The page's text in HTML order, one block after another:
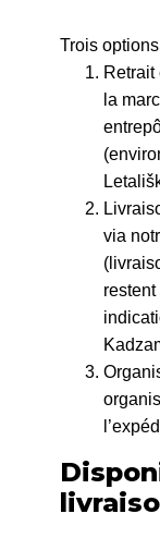
Trois
Retrait
la
via